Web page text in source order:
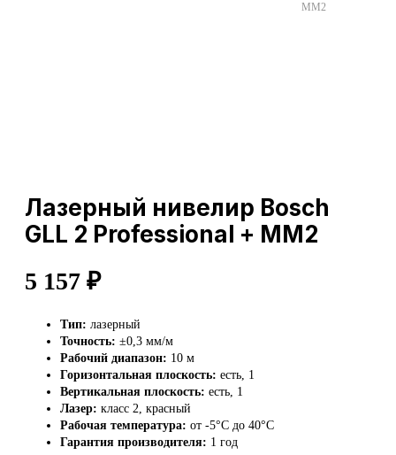
ММ2
Лазерный нивелир Bosch
GLL 2 Professional + ММ2
5 157 ₽
Тип: лазерный
Точность: ±0,3 мм/м
Рабочий диапазон: 10 м
Горизонтальная плоскость: есть, 1
Вертикальная плоскость: есть, 1
Лазер: класс 2, красный
Рабочая температура: от -5°C до 40°C
Гарантия производителя: 1 год